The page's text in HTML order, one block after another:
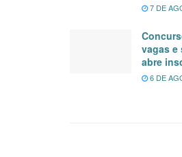
7 DE
vagas e
abre
6 DE